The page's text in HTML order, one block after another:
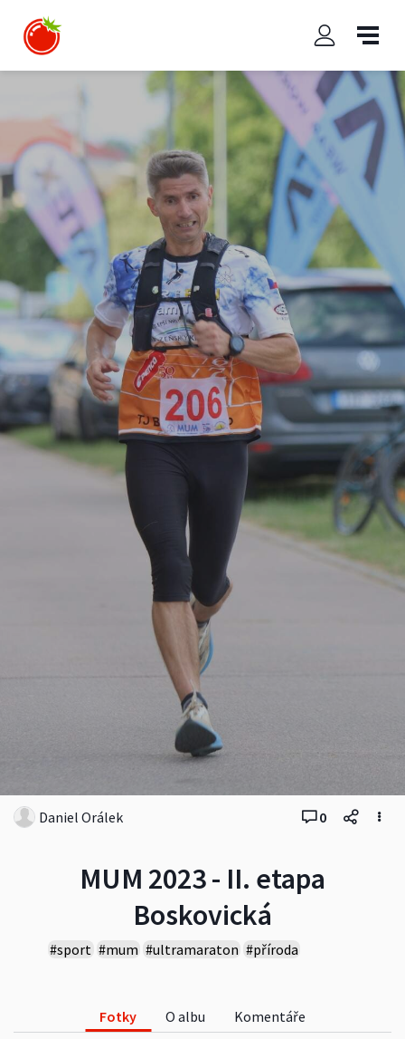
MUM 2023 - II. etapa
Boskovická
#sport #mum #ultramaraton #příroda
Daniel Orálek 0
Fotky O albu Komentáře